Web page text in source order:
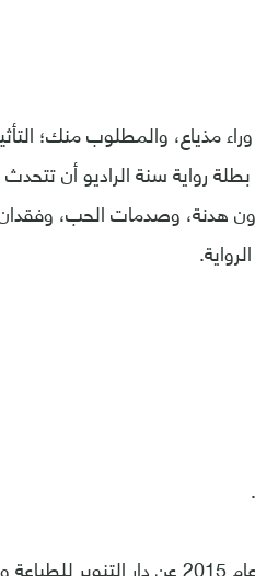
مذياع، والمطلوب منك؛
رواية سنة الراديو أن تتحدث
هدنة، وصدمات الحب،